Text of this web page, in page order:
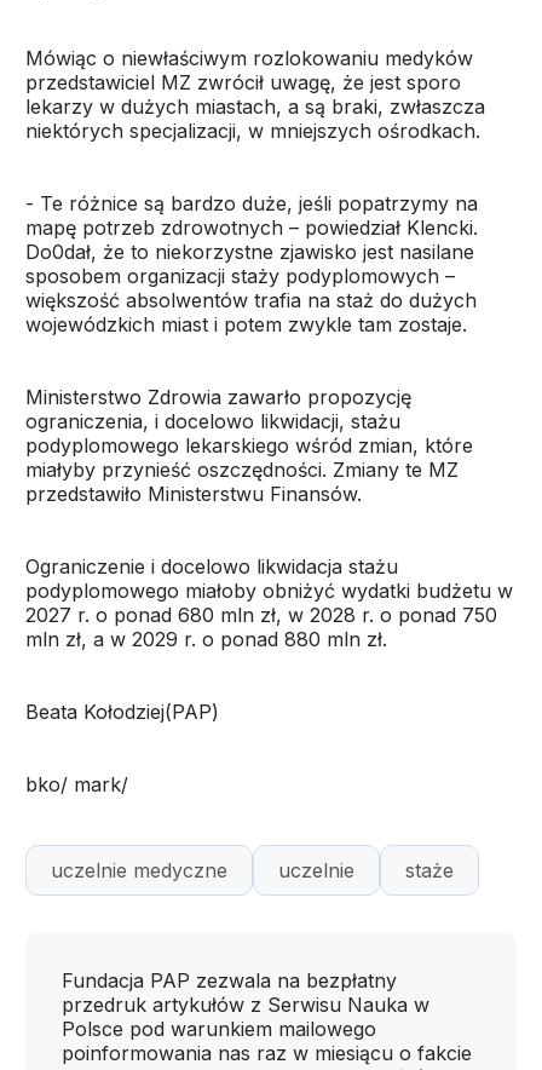
Mówiąc o niewłaściwym rozlokowaniu medyków
przedstawiciel MZ zwrócił uwagę, że jest sporo
lekarzy w dużych miastach, a są braki, zwłaszcza
niektórych specjalizacji, w mniejszych ośrodkach.
- Te różnice są bardzo duże, jeśli popatrzymy na
mapę potrzeb zdrowotnych – powiedział Klencki.
Do0dał, że to niekorzystne zjawisko jest nasilane
sposobem organizacji staży podyplomowych –
większość absolwentów trafia na staż do dużych
wojewódzkich miast i potem zwykle tam zostaje.
Ministerstwo Zdrowia zawarło propozycję
ograniczenia, i docelowo likwidacji, stażu
podyplomowego lekarskiego wśród zmian, które
miałyby przynieść oszczędności. Zmiany te MZ
przedstawiło Ministerstwu Finansów.
Ograniczenie i docelowo likwidacja stażu
podyplomowego miałoby obniżyć wydatki budżetu w
2027 r. o ponad 680 mln zł, w 2028 r. o ponad 750
mln zł, a w 2029 r. o ponad 880 mln zł.
Beata Kołodziej(PAP)
bko/ mark/
uczelnie medyczne uczelnie staże
Fundacja PAP zezwala na bezpłatny
przedruk artykułów z Serwisu Nauka w
Polsce pod warunkiem mailowego
poinformowania nas raz w miesiącu o fakcie